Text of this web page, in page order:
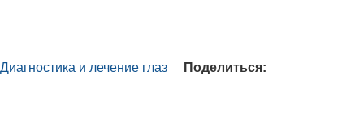
Диагностика и лечение глаз Поделиться: